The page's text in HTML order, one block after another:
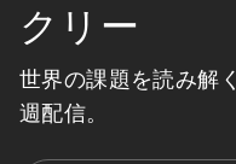
クリー
世界の課題を読み解
週配信。